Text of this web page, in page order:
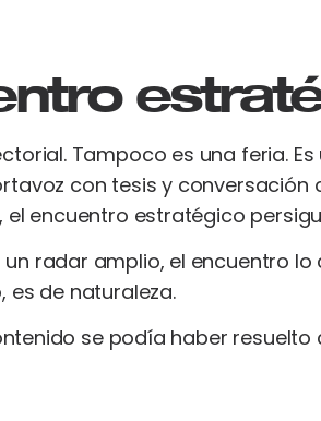
Tampoco es una feria.
con tesis y conversación
encuentro estratégico
radar amplio, el encuentro
es de naturaleza.
se podía haber resuelto